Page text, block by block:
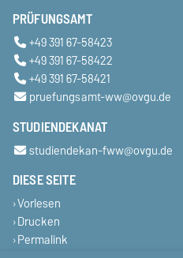
PRÜFUNGSAMT
+49 391 67-58423
+49 391 67-58422
+49 391 67-58421
pruefungsamt-ww@ovgu.de
STUDIENDEKANAT
studiendekan-fww@ovgu.de
DIESE SEITE
Vorlesen
Drucken
Permalink